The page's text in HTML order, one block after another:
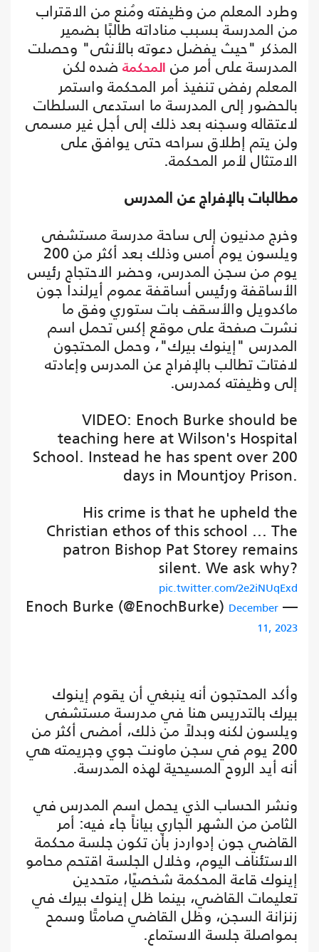
وطرد المعلم من وظيفته ومُنع من الاقتراب
من المدرسة بسبب مناداته طالبًا بضمير
المذكر "حيث يفضل دعوته بالأنثى" وحصلت
المدرسة على أمر من المحكمة ضده لكن
المعلم رفض تنفيذ أمر المحكمة واستمر
بالحضور إلى المدرسة ما استدعى السلطات
لاعتقاله وسجنه بعد ذلك إلى أجل غير مسمى
ولن يتم إطلاق سراحه حتى يوافق على
الامتثال لأمر المحكمة.
مطالبات بالإفراج عن المدرس
وخرج مدنيون إلى ساحة مدرسة مستشفى
ويلسون يوم أمس وذلك بعد أكثر من 200
يوم من سجن المدرس، وحضر الاحتجاج رئيس
الأساقفة ورئيس أساقفة عموم أيرلندا جون
ماكدويل والأسقف بات ستوري وفق ما
نشرت صفحة على موقع إكس تحمل اسم
المدرس "إينوك بيرك"، وحمل المحتجون
لافتات تطالب بالإفراج عن المدرس وإعادته
إلى وظيفته كمدرس.
VIDEO: Enoch Burke should be
teaching here at Wilson's Hospital
School. Instead he has spent over 200
days in Mountjoy Prison.
His crime is that he upheld the
Christian ethos of this school ... The
patron Bishop Pat Storey remains
silent. We ask why?
pic.twitter.com/2e2iNUqExd
— Enoch Burke (@EnochBurke)
December
11, 2023
وأكد المحتجون أنه ينبغي أن يقوم إينوك
بيرك بالتدريس هنا في مدرسة مستشفى
ويلسون لكنه وبدلاً من ذلك، أمضى أكثر من
200 يوم في سجن ماونت جوي وجريمته هي
أنه أيد الروح المسيحية لهذه المدرسة.
ونشر الحساب الذي يحمل اسم المدرس في
الثامن من الشهر الجاري بياناً جاء فيه: أمر
القاضي جون إدواردز بأن تكون جلسة محكمة
الاستئناف اليوم، وخلال الجلسة اقتحم محامو
إينوك قاعة المحكمة شخصيًا، متحدين
تعليمات القاضي، بينما ظل إينوك بيرك في
زنزانة السجن، وظل القاضي صامتًا وسمح
بمواصلة جلسة الاستماع.